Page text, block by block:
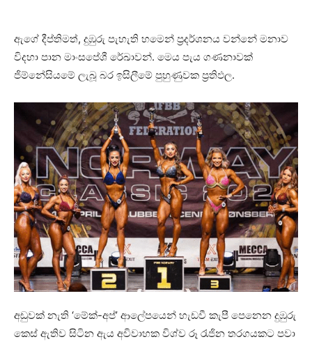
ඇගේ දීප්තිමත්, දුඹුරු පැහැති හමෙන් ප්‍රදර්ශනය වන්නේ මනාව
විදහා පාන මාංසපේශී රේඛාවන්. මෙය පැය ගණනාවක්
ජිම්නේසියමේ ලැබූ බර ඉසිලීමේ පුහුණුවක ප්‍රතිඵල.
අඩුවක් නැති ‘මේක්-අප්’ ආලේපයෙන් හැඩවී කැපී පෙනෙන දුඹුරු
කෙස් ඇතිව සිටින ඇය අවිවාහක විශ්ව රූ රැජින තරගයකට පවා